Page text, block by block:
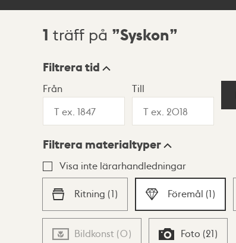
Sökresultat
1 träff på Syskon
Visningsläge
Lista Karta
Filtrera tid
Från Till
Filtrera materialtyper
Visa inte lärarhandledningar
Ritning (1) Föremål (1)
Bildkonst (0) Foto (21)